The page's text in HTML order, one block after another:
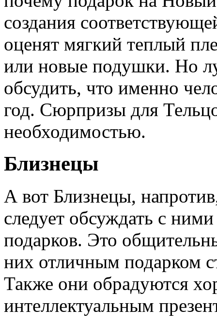
создания
оценят мягкий теплый
или новые подушки. Но
обсудить, что именно
год. Сюрпризы для
необходимостью.
Близнецы
А вот Близнецы,
следует обсуждать с
подарков. Это
них отличным подарком
Также они обрадуются
интеллектуальным